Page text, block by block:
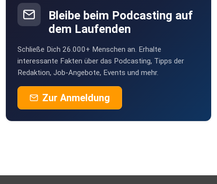
Bleibe beim Podcasting auf
dem Laufenden
Schließe Dich 26.000+ Menschen an. Erhalte
interessante Fakten über das Podcasting, Tipps der
Redaktion, Job-Angebote, Events und mehr.
Zur Anmeldung